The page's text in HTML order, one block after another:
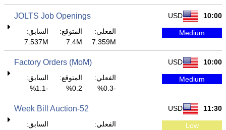
10:00
USD
JOLTS Job Openings
Medium
الفعلي:
7.359M
المتوقع:
7.4M
السابق:
7.537M
10:00
USD
Factory Orders (MoM)
Medium
الفعلي:
-0.3%
المتوقع:
0.2%
السابق:
-1.1%
11:30
USD
52-Week Bill Auction
Low
الفعلي:
السابق: